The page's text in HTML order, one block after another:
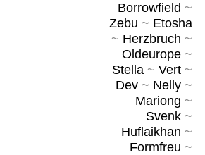
Borrowfield ~
Zebu ~ Etosha
~ Herzbruch ~
Oldeurope~
Stella~ Vert~
Dev~ Nelly~
Mariong ~
Svenk~
Huflaikhan ~
Formfreu ~